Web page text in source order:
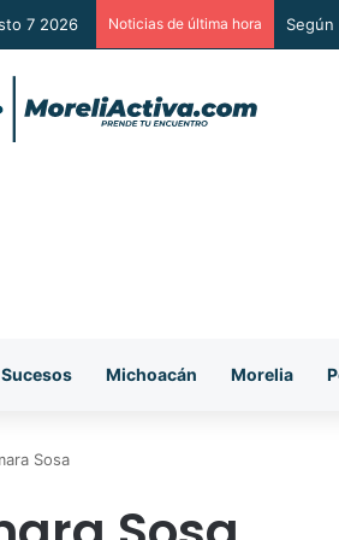
7 2026 Noticias de última hora
Sucesos Michoacán Morelia
Sosa